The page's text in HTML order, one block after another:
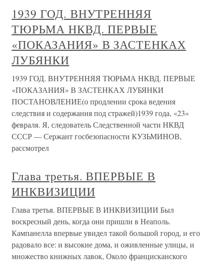
1939 ГОД. ВНУТРЕННЯЯ
ТЮРЬМА НКВД. ПЕРВЫЕ
«ПОКАЗАНИЯ» В ЗАСТЕНКАХ
ЛУБЯНКИ
1939 ГОД. ВНУТРЕННЯЯ ТЮРЬМА НКВД. ПЕРВЫЕ
«ПОКАЗАНИЯ» В ЗАСТЕНКАХ ЛУБЯНКИ
ПОСТАНОВЛЕНИЕ(о продлении срока ведения
следствия и содержания под стражей)1939 года, «23»
февраля. Я, следователь Следственной части НКВД
СССР — Сержант госбезопасности КУЗЬМИНОВ,
рассмотрел
Глава третья. ВПЕРВЫЕ В
ИНКВИЗИЦИИ
Глава третья. ВПЕРВЫЕ В ИНКВИЗИЦИИ Был
воскресный день, когда они пришли в Неаполь.
Кампанелла впервые увидел такой большой город, и его
радовало все: и высокие дома, и оживленные улицы, и
множество книжных лавок, Около францисканского